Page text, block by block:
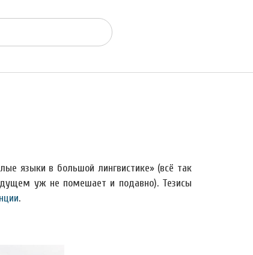
языки в большой лингвистике» (всё так
уж не помешает и подавно). Тезисы
.